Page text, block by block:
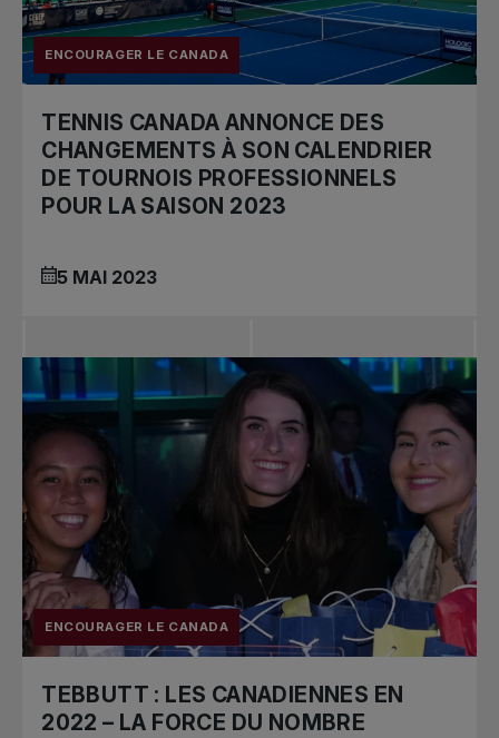
ENCOURAGER LE CANADA
TENNIS CANADA ANNONCE DES
CHANGEMENTS À SON CALENDRIER
DE TOURNOIS PROFESSIONNELS
POUR LA SAISON 2023
5 MAI 2023
ENCOURAGER LE CANADA
TEBBUTT : LES CANADIENNES EN
2022 – LA FORCE DU NOMBRE